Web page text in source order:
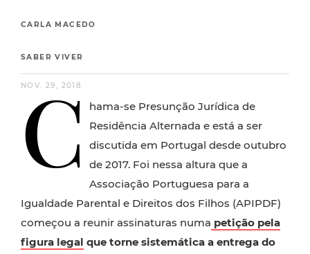
CARLA MACEDO
SABER VIVER
NOV. 29, 2018
C
hama-se Presunção Jurídica de
Residência Alternada e está a ser
discutida em Portugal desde outubro
de 2017. Foi nessa altura que a
Associação Portuguesa para a
Igualdade Parental e Direitos dos Filhos (APIPDF)
começou a reunir assinaturas numa petição pela
figura legal que torne sistemática a entrega do